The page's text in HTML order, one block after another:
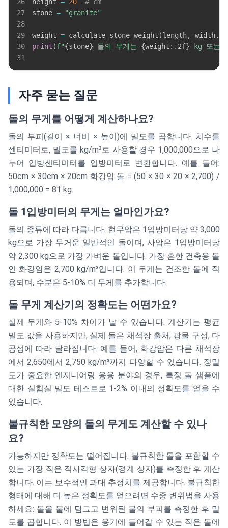
26 height = 20
# cm
27
stone =
"granite"
28
29
weight = calculate_stone_weight (length, width,
30
print (f"{stone} 돌의 무게는 {weight : .2f} kg 또는
31
자주 묻는 질문
돌의 무게를 어떻게 계산하나요?
돌의 부피(길이 × 너비 × 높이)에 밀도를 곱합니다. 치수를
센티미터로, 밀도를 kg/m³로 사용할 경우 1,000,000으로 나
누어 입방센티미터를 입방미터로 변환합니다. 예를 들어:
50cm × 30cm × 20cm 화강암 돌 = (50 × 30 × 20 × 2,700) /
1,000,000 = 81 kg.
돌 1입방미터의 무게는 얼마인가요?
돌의 종류에 따라 다릅니다. 현무암은 1입방미터당 약 3,000
kg으로 가장 무거운 일반적인 돌이며, 사암은 1입방미터당
약 2,300 kg으로 가장 가벼운 돌입니다. 가장 흔한 건축용 돌
인 화강암은 2,700 kg/m³입니다. 이 무게는 건조한 돌에 적
용되며, 수분은 5-10% 더 무게를 추가합니다.
돌 무게 계산기의 정확도는 어떤가요?
실제 무게와 5-10% 차이가 날 수 있습니다. 계산기는 평균
밀도 값을 사용하지만, 실제 돌은 채석장 출처, 광물 구성, 다
공성에 따라 달라집니다. 예를 들어, 화강암은 다른 채석장
에서 2,650에서 2,750 kg/m³까지 다양할 수 있습니다. 정밀
도가 중요한 엔지니어링 응용 분야의 경우, 특정 돌 샘플에
대한 실험실 밀도 테스트로 1-2% 이내의 정확도를 얻을 수
있습니다.
불규칙한 모양의 돌의 무게도 계산할 수 있나
요?
가능하지만 정확도는 떨어집니다. 불규칙한 돌을 포함할 수
있는 가장 작은 직사각형 상자(경계 상자)를 측정한 후 계산
합니다. 이는 보수적인 과대 추정치를 제공합니다. 불규칙한
형태에 대해 더 높은 정확도를 얻으려면 수중 변위법을 사용
하세요: 돌을 물에 담그고 변위된 물의 부피를 측정한 후 밀
도를 곱합니다. 이 방법은 용기에 들어갈 수 있는 작은 돌에